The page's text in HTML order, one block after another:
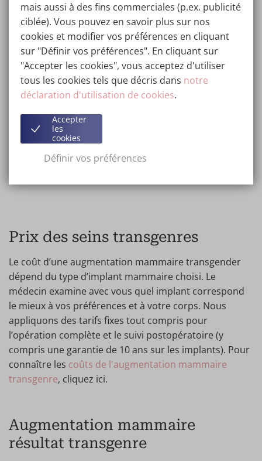
Votre silhouette féminine
En tant que femme transgenre, il se peut que l'idée
d'avoir des seins voluptueux vous ait toujours
enchantée. Après l'opération, vous pourrez bientôt les
afficher avec fierté ! La période de récupération
vous faudra porter un soutien-gorge de sport ou de
compression pendant environ six semaines. Le résultat
final s'affiche pleinement entre trois à six mois. Le
moment est venu de renouveler votre collection de
Prix des seins transgenres
Le coût d’une augmentation mammaire transgender
dépend du type d’implant mammaire choisi. Le
médecin examine avec vous quel implant correspond
le mieux à vos préférences et à votre corps. Nous
appliquons des tarifs fixes tout compris pour
l’opération complète et le suivi postopératoire (y
compris une garantie de 10 ans sur les implants). Pour
connaître les coûts de l'augmentation mammaire
transgenre, cliquez ici.
Augmentation mammaire
résultat transgenre
mais aussi à des fins commerciales (p.ex. publicité
ciblée). Vous pouvez en savoir plus sur nos
cookies et modifier vos préférences en cliquant
sur "Définir vos préférences". En cliquant sur
"Accepter les cookies", vous acceptez d'utiliser
tous les cookies tels que décris dans notre
déclaration d'utilisation de cookies.
Accepter
les
cookies
Définir vos préférences